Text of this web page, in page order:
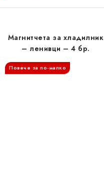
Магнитчета за хладилник
– ленивци – 4 бр.
Повече за по-малко